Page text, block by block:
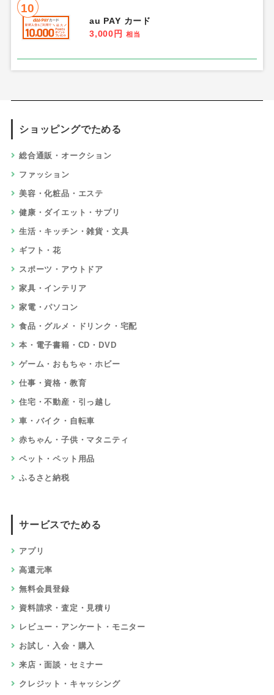
10
au PAY カード
3,000円
相当
ショッピングでためる
総合通販・オークション
ファッション
美容・化粧品・エステ
健康・ダイエット・サプリ
生活・キッチン・雑貨・文具
ギフト・花
スポーツ・アウトドア
家具・インテリア
家電・パソコン
食品・グルメ・ドリンク・宅配
本・電子書籍・CD・DVD
ゲーム・おもちゃ・ホビー
仕事・資格・教育
住宅・不動産・引っ越し
車・バイク・自転車
赤ちゃん・子供・マタニティ
ペット・ペット用品
ふるさと納税
サービスでためる
アプリ
高還元率
無料会員登録
資料請求・査定・見積り
レビュー・アンケート・モニター
お試し・入会・購入
来店・面談・セミナー
クレジット・キャッシング